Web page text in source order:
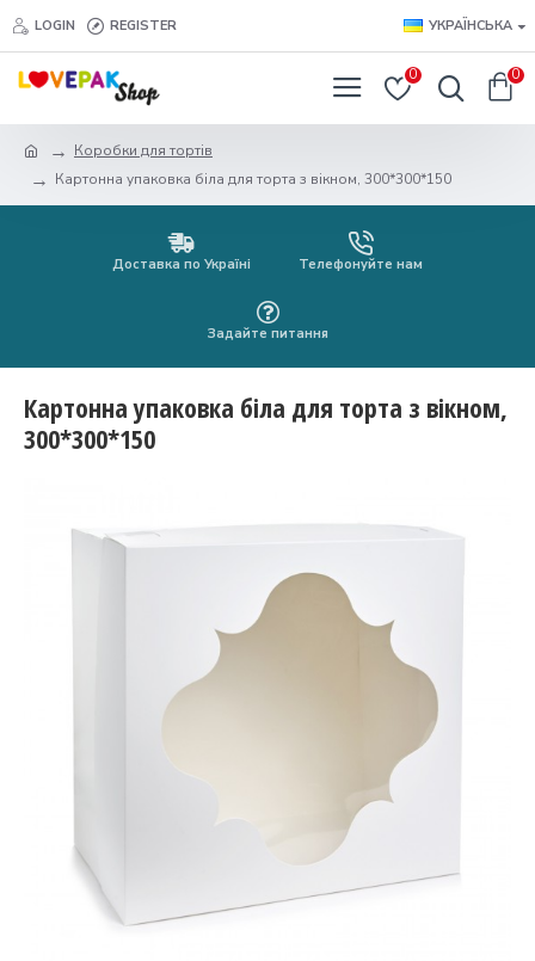
LOGIN REGISTER УКРАЇНСЬКА
0 0
Коробки для тортів
Картонна упаковка біла для торта з вікном, 300*300*150
Доставка по Україні Телефонуйте нам
Задайте питання
Картонна упаковка біла для торта з вікном,
300*300*150